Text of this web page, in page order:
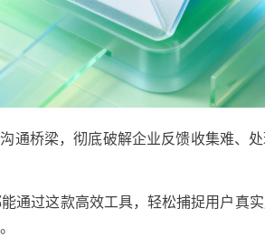
通桥梁，彻底破解企业反馈收集难、
通过这款高效工具，轻松捕捉用户真